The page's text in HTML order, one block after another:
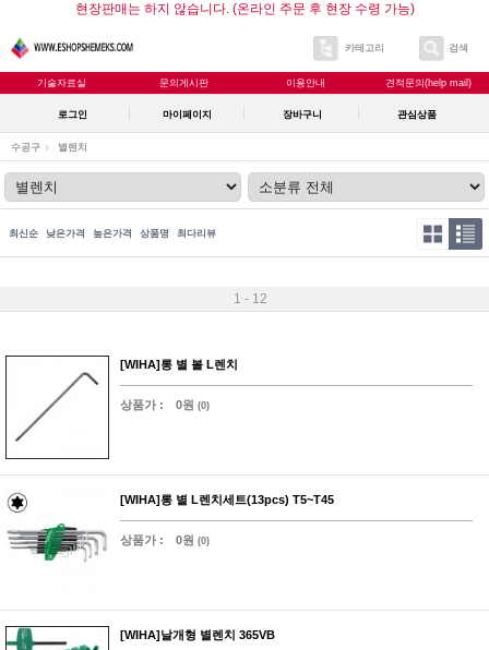
현장판매는 하지 않습니다. (온라인 주문 후 현장 수령 가능)
카테고리 검색
기술자료실 문의게시판 이용안내 견적문의(help mail)
로그인 마이페이지 장바구니 관심상품
수공구 별렌치
최신순 낮은가격 높은가격 상품명 최다리뷰
1 - 12
[WIHA]롱 별 볼 L렌치
상품가 : 0원 (0)
[WIHA]롱 별 L렌치세트(13pcs) T5~T45
상품가 : 0원 (0)
[WIHA]날개형 별렌치 365VB